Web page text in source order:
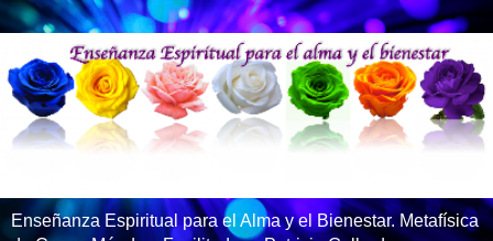
Enseñanza Espiritual para el Alma y el Bienestar. Metafísica